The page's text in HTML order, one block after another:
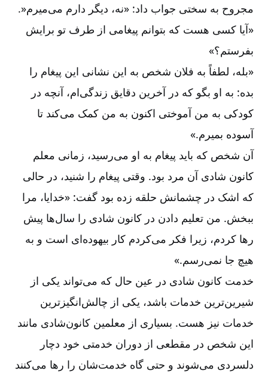
مجروح به سختی جواب داد: «نه، دیگر دارم می‌میرم.»
«آیا کسی هست که بتوانم پیغامی از طرف تو برایش
بفرستم؟»
«بله، لطفاً به فلان شخص به این نشانی این پیغام را
بده: به او بگو که در آخرین دقایق زندگی‌ام، آنچه در
کودکی به من آموختی اکنون به من کمک می‌کند تا
آسوده بمیرم.
»
آن شخص که باید پیغام به او می‌رسید، زمانی معلم
کانون شادی آن مرد بود. وقتی پیغام را شنید، در حالی
که اشک در چشمانش حلقه زده بود گفت: «خدایا، مرا
ببخش. من تعلیم دادن در کانون شادی را سال‌ها پیش
رها کردم، زیرا فکر می‌کردم کار بیهوده‌ای است و به
هیچ جا نمی‌رسم.
»
خدمت کانون شادی در عین حال که می‌تواند یکی از
شیرین‌ترین خدمات باشد، یکی از چالش‌انگیزترین
خدمات نیز هست. بسیاری از معلمین کانون‌شادی مانند
این شخص در مقطعی از دوران خدمتی خود دچار
دلسردی می‌شوند و حتی گاه خدمت‌شان را رها می‌کنند